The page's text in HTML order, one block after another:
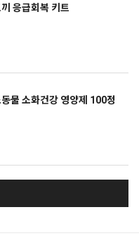
응급회복 키트
물 소화건강 영양제 100정